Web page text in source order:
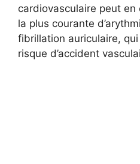
cardiovasculaire peut
la plus courante
fibrillation auriculaire,
risque d’accident